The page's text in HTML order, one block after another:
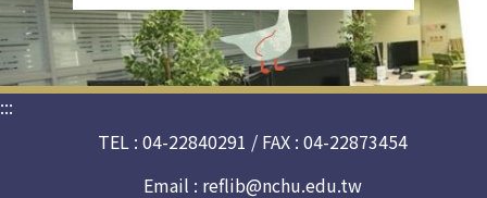
:::
TEL : 04-22840291 / FAX : 04-22873454
Email : reflib@nchu.edu.tw